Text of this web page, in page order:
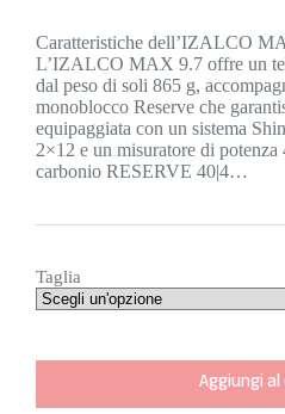
era:
€5,999.00.
è:
€4,600.00.
Caratteristiche dell’IZALCO
L’IZALCO MAX 9.7 offre un
dal peso di soli 865 g,
monoblocco Reserve che
equipaggiata con un sistema
2×12 e un misuratore di
carbonio RESERVE 40|4…
Taglia
Aggiungi